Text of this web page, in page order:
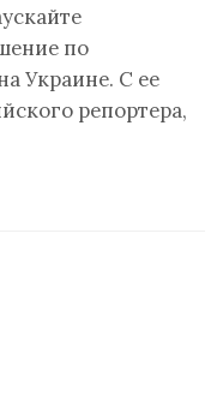
по
Украине. С ее
репортера,